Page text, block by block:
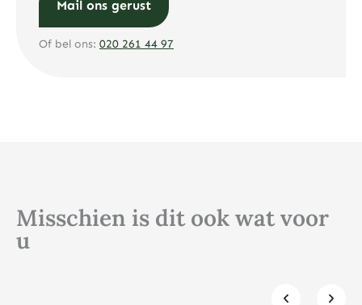
Mail ons gerust
Of bel ons: 020 261 44 97
Misschien is dit ook wat voor
u